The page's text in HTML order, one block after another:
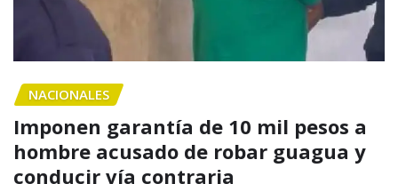
NACIONALES
Imponen garantía de 10 mil pesos a
hombre acusado de robar guagua y
conducir vía contraria